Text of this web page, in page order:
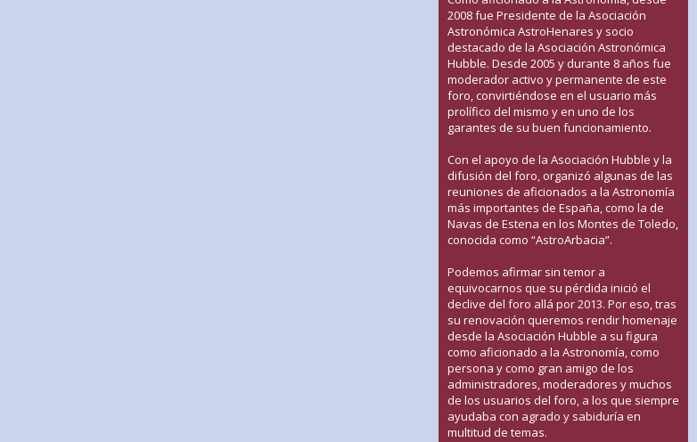
2008 fue Presidente de la Asociación
Astronómica AstroHenares y socio
destacado de la Asociación Astronómica
Hubble. Desde 2005 y durante 8 años fue
moderador activo y permanente de este
foro, convirtiéndose en el usuario más
prolífico del mismo y en uno de los
garantes de su buen funcionamiento.
Con el apoyo de la Asociación Hubble y la
difusión del foro, organizó algunas de las
reuniones de aficionados a la Astronomía
más importantes de España, como la de
Navas de Estena en los Montes de Toledo,
conocida como “AstroArbacia”.
Podemos afirmar sin temor a
equivocarnos que su pérdida inició el
declive del foro allá por 2013. Por eso, tras
su renovación queremos rendir homenaje
desde la Asociación Hubble a su figura
como aficionado a la Astronomía, como
persona y como gran amigo de los
administradores, moderadores y muchos
de los usuarios del foro, a los que siempre
ayudaba con agrado y sabiduría en
multitud de temas.